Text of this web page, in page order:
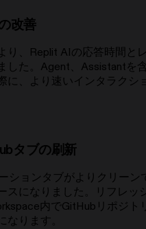
改善
り、Replit AIの応答時間と
した。Agent、Assistantを
に、より速いインタラクシ
タブの刷新
ションタブがよりクリーン
スになりました。リフレッ
内でGitHubリポジト
なります。